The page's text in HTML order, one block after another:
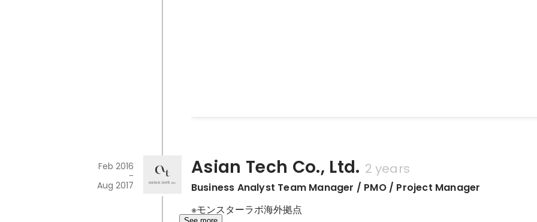
Asian Tech Co., Ltd. 2 years
Business Analyst Team Manager / PMO / Project Manager
Feb 2016
-
Aug 2017
※モンスターラボ海外拠点